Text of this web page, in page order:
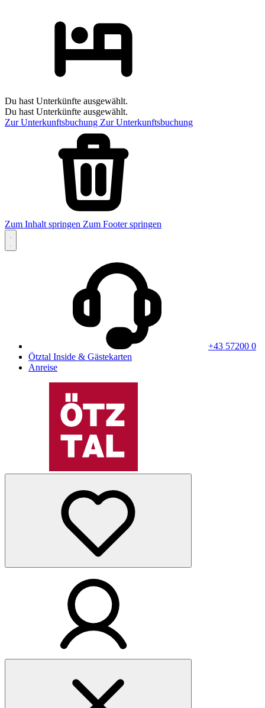
Du hast Unterkünfte ausgewählt.
Du hast Unterkünfte ausgewählt.
Zur Unterkunftsbuchung Zur Unterkunftsbuchung
Zum Inhalt springen Zum Footer springen
+43 57200 0
Ötztal Inside & Gästekarten
Anreise